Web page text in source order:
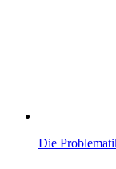
Die